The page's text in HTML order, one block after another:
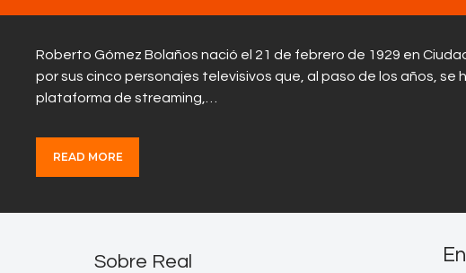
Roberto Gómez Bolaños nació el 21 de febrero de 1929 en
por sus cinco personajes televisivos que, al paso de los años,
plataforma de streaming,…
READ MORE
Sobre Real